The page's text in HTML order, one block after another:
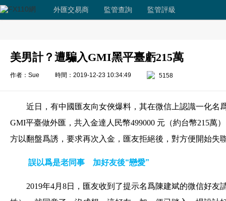
外匯交易商 監管查詢 監管評級
美男計？遭騙入GMI黑平臺虧215萬
作者：Sue 時間：2019-12-23 10:34:49 5158
近日，有中國匯友向女俠爆料，其在微信上認識一化名
GMI平臺做外匯，共入金達人民幣499000 元（約台幣215萬
方以翻盤爲誘，要求再次入金，匯友拒絕後，對方便開始失
誤以爲是老同事 加好友後“戀愛”
2019年4月8日，匯友收到了提示名爲陳建斌的微信好